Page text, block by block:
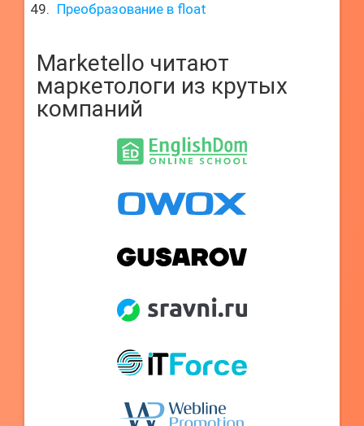
Преобразование в float
Marketello читают
маркетологи из крутых
компаний